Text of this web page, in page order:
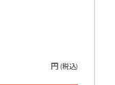
円 (税込)